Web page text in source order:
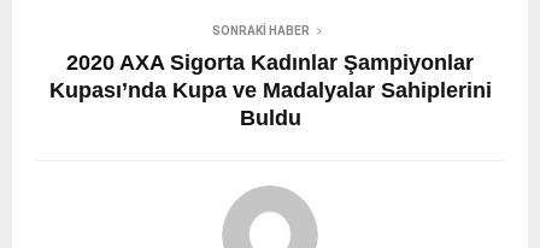
SONRAKI HABER
2020 AXA Sigorta Kadınlar Şampiyonlar
Kupası’nda Kupa ve Madalyalar Sahiplerini
Buldu